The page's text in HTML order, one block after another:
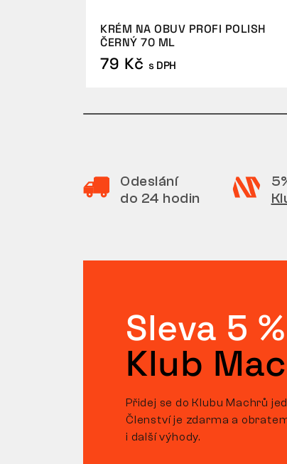
KRÉM NA OBUV PROFI POLISH
ČERNÝ 70 ML
79 Kč s DPH
Odeslání
do 24 hodin
Sleva 5 %
Klub
Přidej se do Klubu Machrů
Členství je zdarma a
i další výhody.